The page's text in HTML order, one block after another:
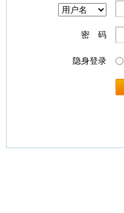
密 码
隐身登录